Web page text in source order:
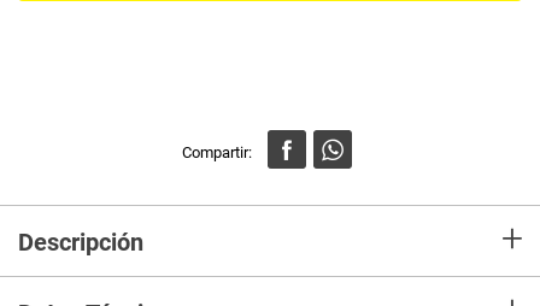
Descripción +
Experimenta un alivio rápido y efectivo para migrañas, dolores de cabeza,